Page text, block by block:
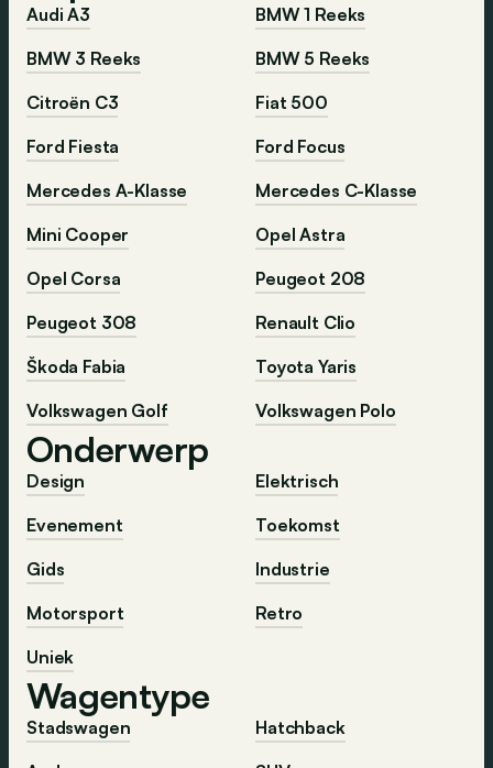
Audi A3
BMW 1 Reeks
BMW 3 Reeks
BMW 5 Reeks
Citroën C3
Fiat 500
Ford Fiesta
Ford Focus
Mercedes A-Klasse
Mercedes C-Klasse
Mini Cooper
Opel Astra
Opel Corsa
Peugeot 208
Peugeot 308
Renault Clio
Škoda Fabia
Toyota Yaris
Volkswagen Golf
Volkswagen Polo
Onderwerp
Design
Elektrisch
Evenement
Toekomst
Gids
Industrie
Motorsport
Retro
Uniek
Wagentype
Stadswagen
Hatchback